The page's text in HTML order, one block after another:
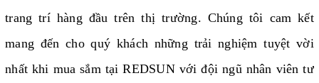
trang trí hàng đầu trên thị trường. Chúng tôi cam kết
mang đến cho quý khách những trải nghiệm tuyệt vời
nhất khi mua sắm tại REDSUN với đội ngũ nhân viên tư